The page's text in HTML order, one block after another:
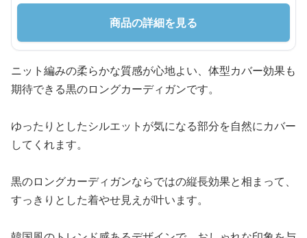
商品の詳細を見る
ニット編みの柔らかな質感が心地よい、体型カバー効果も
期待できる黒のロングカーディガンです。
ゆったりとしたシルエットが気になる部分を自然にカバー
してくれます。
黒のロングカーディガンならではの縦長効果と相まって、
すっきりとした着やせ見えが叶います。